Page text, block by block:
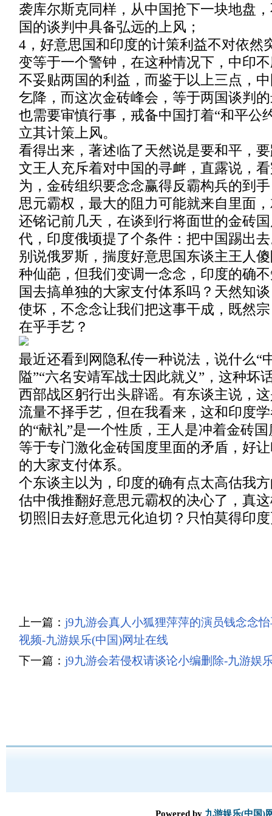
袭库尔斯克同样，从中国抢下一块地盘
国的谈判中具备弘远的上风；
4，好意思国和印度的计策利益不对依然
变等于一个警钟，在这种情况下，中印
不妥贴两国的利益，而鉴于以上三点，
乞降，而这次金砖峰会，等于两国谈判
也需要审慎行事，戒备中国打着“和平公
立其计策上风。
看得出来，著述临了天然说是要和平，
文王人充斥着对中国的寻衅，直露说，
为，金砖组织要念念赢得反霸构兵的到
思元霸权，最大的阻力可能就来自里面
还铭记前几天，在谈到行将面世的金砖
代，印度俄顷提了个条件：把中国踢出
别说俄罗斯，揣度好意思国东谈主王人
种仙葩，但我们变调一念念，印度的确
国去搞单独的大家支付体系吗？天然知
使坏，不念念让我们把这事干成，既然
在乎手艺？
最近还看到网隐私传一种说法，说什么“
隘”“六名安靖军战士因此就义”，这种坏
西部战区躬行出头辟谣。有东谈主说，
流量不择手艺，但在我看来，这和印度
的“献礼”是一个性质，王人是冲着金砖
等于专门激化金砖国度里面的矛盾，好
的大家支付体系。
个东谈主以为，印度的确有点太高估我
估中俄推翻好意思元霸权的决心了，真
切照旧去好意思元化迫切？只怕莫得印
上一篇： j9九游会真人小狐狸萍萍的演员钱念念
视频-九游娱乐(中国)网址在线
下一篇： j9九游会若侵权请谈论小编删除-九游娱
Powered by 九游娱乐(中国)